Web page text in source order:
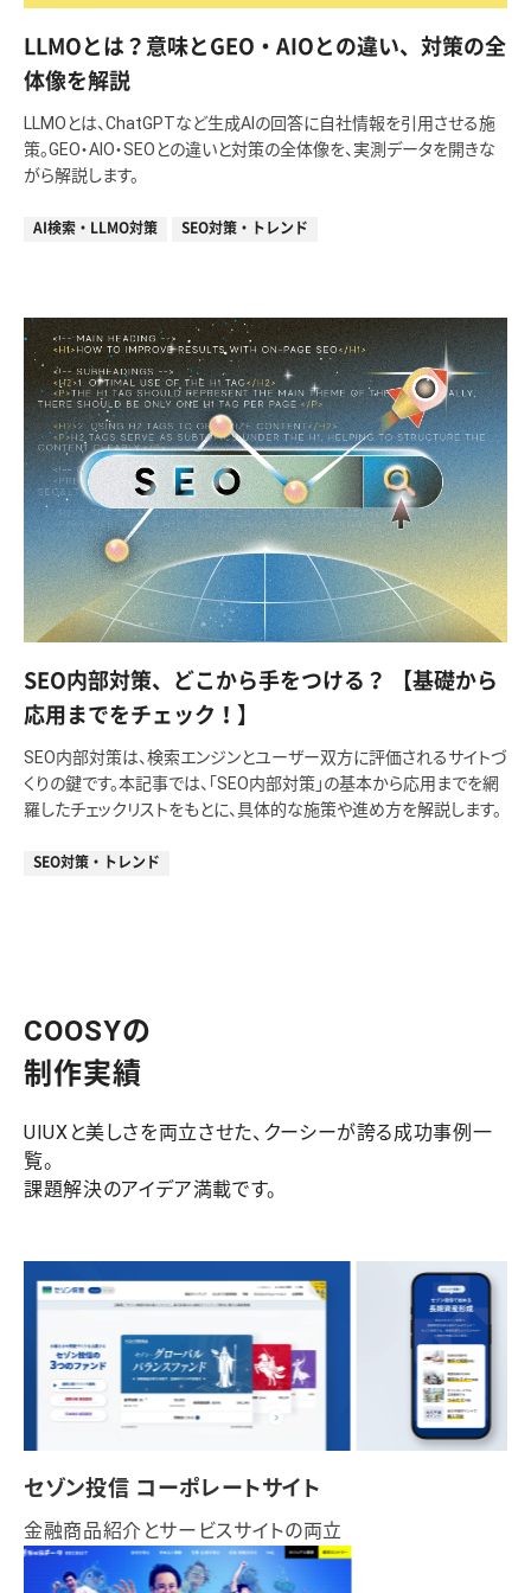
LLMOとは？意味とGEO・AIOとの違い、対策の全
体像を解説
LLMOとは、ChatGPTなど生成AIの回答に自社情報を引用させる施
策。GEO・AIO・SEOとの違いと対策の全体像を、実測データを開きな
がら解説します。
AI検索・LLMO対策 SEO対策・トレンド
SEO内部対策、どこから手をつける？ 【基礎から
応用までをチェック！】
SEO内部対策は、検索エンジンとユーザー双方に評価されるサイトづ
くりの鍵です。本記事では、「SEO内部対策」の基本から応用までを網
羅したチェックリストをもとに、具体的な施策や進め方を解説します。
SEO対策・トレンド
COOSYの
制作実績
UIUXと美しさを両立させた、クーシーが誇る成功事例一
覧。
課題解決のアイデア満載です。
セゾン投信 コーポレートサイト
金融商品紹介とサービスサイトの両立